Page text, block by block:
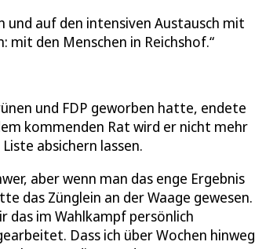
auf den intensiven Austausch mit
mit den Menschen in Reichshof.
und FDP geworben hatte, endete
kommenden Rat wird er nicht mehr
absichern lassen.
aber wenn man das enge Ergebnis
das Zünglein an der Waage gewesen.
das im Wahlkampf persönlich
Dass ich über Wochen hinweg